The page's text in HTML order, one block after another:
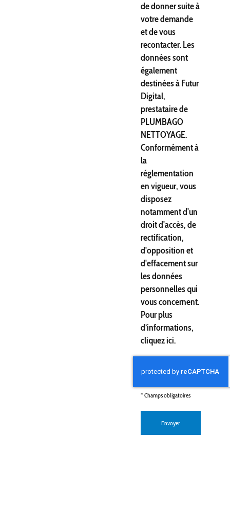
de donner suite à
votre demande
et de vous
recontacter. Les
données sont
également
destinées à Futur
Digital,
prestataire de
PLUMBAGO
NETTOYAGE.
Conformément à
la
réglementation
en vigueur, vous
disposez
notamment d'un
droit d'accès, de
rectification,
d'opposition et
d'effacement sur
les données
personnelles qui
vous concernent.
Pour plus
d’informations,
cliquezici.
* Champs obligatoires